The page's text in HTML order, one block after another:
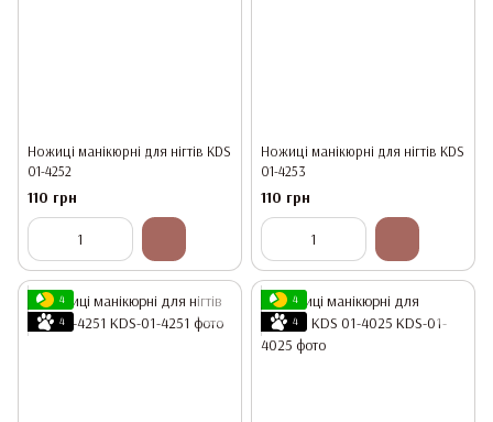
Ножиці манікюрні для нігтів KDS
01-4252
110 грн
Ножиці манікюрні для нігтів KDS
01-4253
110 грн
4
4
4
4